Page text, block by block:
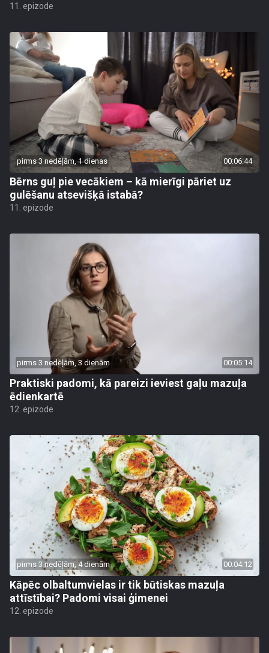
11. epizode
pirms 3 nedēļām, 1 dienas 00:06:44
Bērns guļ pie vecākiem – kā mierīgi pāriet uz
gulēšanu atsevišķā istabā?
11. epizode
pirms 3 nedēļām, 3 dienām 00:05:14
Praktiski padomi, kā pareizi ieviest gaļu mazuļa
ēdienkartē
12. epizode
pirms 3 nedēļām, 4 dienām 00:04:12
Kāpēc olbaltumvielas ir tik būtiskas mazuļa
attīstībai? Padomi visai ģimenei
12. epizode